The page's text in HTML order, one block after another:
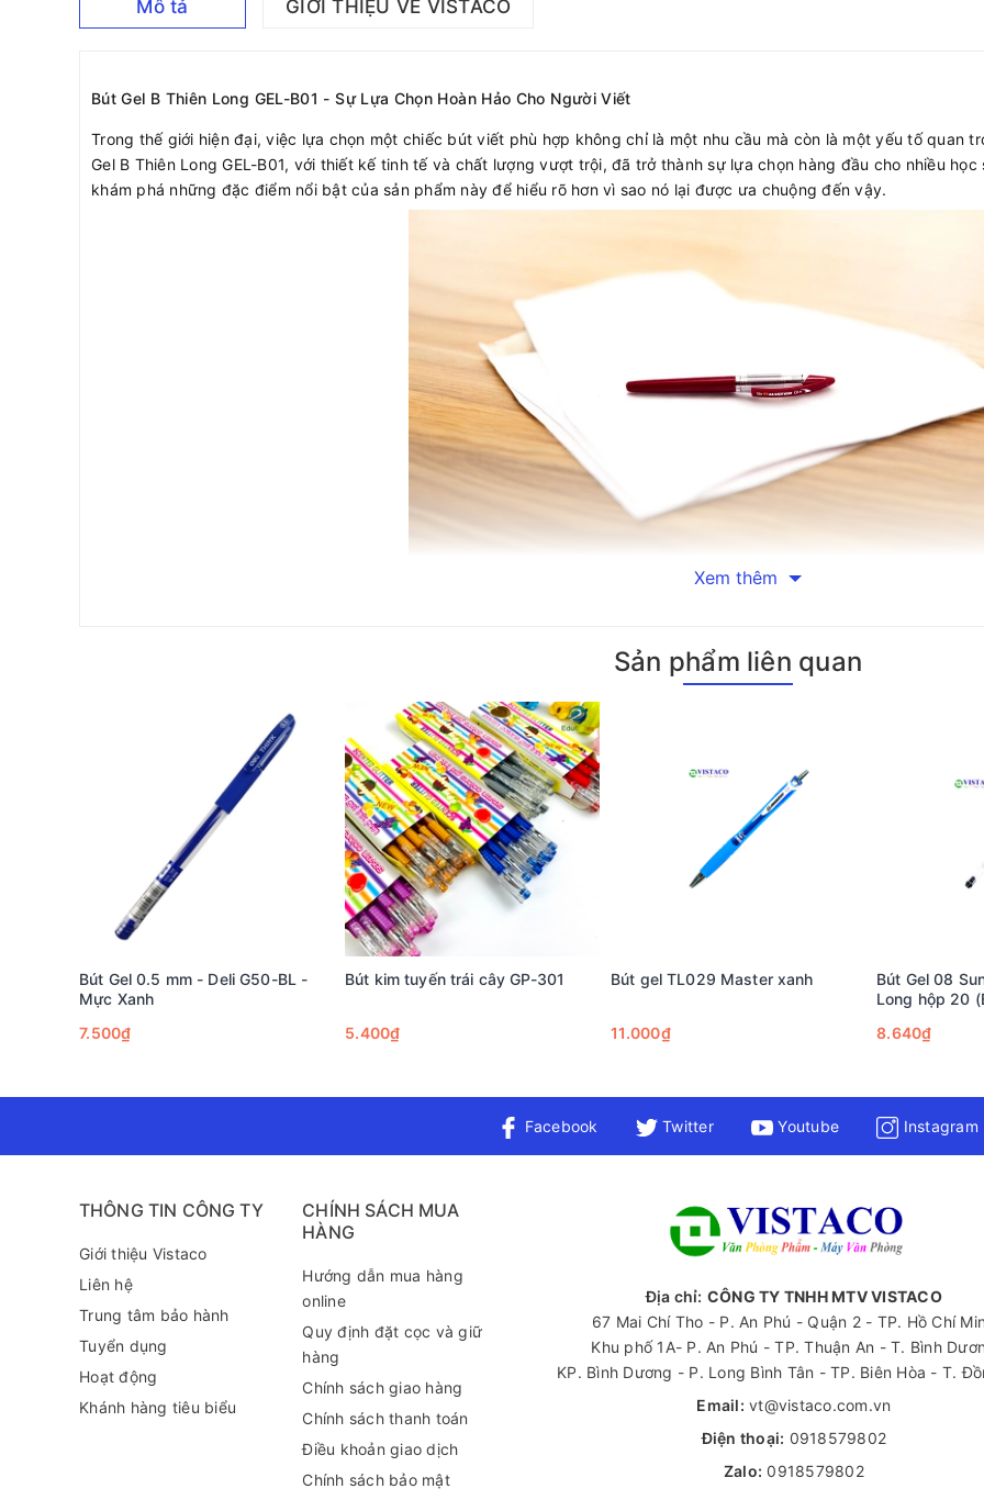
Mô tả GIỚI THIỆU VỀ VISTACO
Bút Gel B Thiên Long GEL-B01 - Sự Lựa Chọn Hoàn Hảo Cho Người Viết
Trong thế giới hiện đại, việc lựa chọn một chiếc bút viết phù hợp không chỉ là một nhu cầu mà còn là một yếu tố quan
Gel B Thiên Long GEL-B01, với thiết kế tinh tế và chất lượng vượt trội, đã trở thành sự lựa chọn hàng đầu cho nhiều
khám phá những đặc điểm nổi bật của sản phẩm này để hiểu rõ hơn vì sao nó lại được ưa chuộng đến vậy.
Đầu bi 0.6mm: Bút được trang bị đầu bi 0.6mm, giúp tạo ra những nét viết chính xác và sắc nét. Điều này rất quan
Thiết kế dạng đậy nắp: Thiết kế này mang lại sự tiện lợi trong quá trình sử dụng và bảo quản. Với vỏ nhựa trong suốt,
giúp chủ động thay thế khi cần thiết.
Chất lượng mực tiên tiến: Sản phẩm sử dụng mực Butter Gel hiện đại, kết hợp ưu điểm của cả mực nước và mực bút
lại trải nghiệm thoải mái mà không lo lem hoặc nhòe.
Lợi ích khi sử dụng Bút Gel B Thiên Long GEL-B01
Tính tiện lợi và thoải mái: Với thiết kế phù hợp với bàn tay người Việt Nam, bút giúp giảm cảm giác mỏi tay ngay cả
lý tưởng cho học sinh và sinh viên thường xuyên ghi chép.
Kiểu dáng sang trọng: Với thiết kế đẹp mắt, bút không chỉ là công cụ cá nhân mà còn là món quà ý nghĩa hoặc vật
hợp để in logo hoặc thông điệp, giúp sản phẩm trở thành công cụ marketing hiệu quả.
Tại sao nên chọn Bút Gel B Thiên Long GEL-B01?
Khi so sánh với các loại bút khác trên thị trường, Bút Gel B Thiên Long GEL-B01 nổi bật với nhiều ưu điểm vượt trội về
Phản hồi tích cực từ người dùng: Học sinh đánh giá cao khả năng ghi chép nhanh chóng và dễ dàng. Sinh viên hài lòng
tượng bởi sự chuyên nghiệp trong từng nét chữ.
Xem thêm
Sản phẩm liên quan
Bút Gel 0.5 mm - Deli G50-BL -
Mực Xanh
7.500₫
Bút kim tuyến trái cây GP-301
5.400₫
Bút gel TL029 Master xanh
11.000₫
Bút Gel 08
Long hộp 20
8.640₫
Facebook Twitter Youtube Instagram
THÔNG TIN CÔNG TY
Giới thiệu Vistaco
Liên hệ
Trung tâm bảo hành
Tuyển dụng
Hoạt động
Khánh hàng tiêu biểu
CHÍNH SÁCH MUA
HÀNG
Hướng dẫn mua hàng
online
Quy định đặt cọc và giữ
hàng
Chính sách giao hàng
Chính sách thanh toán
Điều khoản giao dịch
Chính sách bảo mật
Địa chỉ: CÔNG TY TNHH MTV VISTACO
67 Mai Chí Tho - P. An Phú - Quận 2 - TP. Hồ Chí
Khu phố 1A- P. An Phú - TP. Thuận An - T. Bình
KP. Bình Dương - P. Long Bình Tân - TP. Biên Hòa - T.
Email: vt@vistaco.com.vn
Điện thoại: 0918579802
Zalo: 0918579802